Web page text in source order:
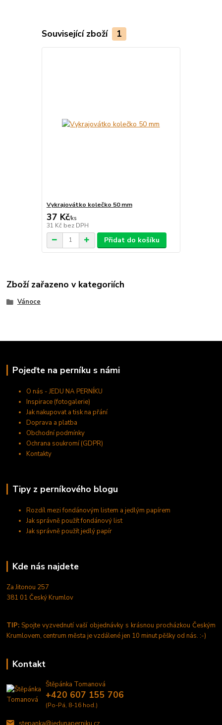
Související zboží 1
Vykrajovátko kolečko 50 mm
37 Kč/ks
31 Kč bez DPH
Přidat do košíku
Zboží zařazeno v kategoriích
Vánoce
Pojeďte na perníku s námi
O nás - JEDU NA PERNÍKU
Inspirace (fotogalerie)
Jak nakupovat a tisk na přání
Doprava a platba
Obchodní podmínky
Ochrana soukromí (GDPR)
Kontakty
Tipy z perníkového blogu
Rozdíl mezi fondánovým listem a jedlým papírem
Jak správně použít fondánový list
Jak správně použít jedlý papír
Kde nás najdete
Za Jitonou 257
381 01 Český Krumlov
TIP: Spojte vyzvednutí vaší objednávky s krásnou procházkou Českým
Krumlovem, centrum města je vzdálené jen 10 minut pěšky od nás. :-)
Kontakt
Štěpánka Tomanová
+420 607 155 706
(Po-Pá, 8-16 hod.)